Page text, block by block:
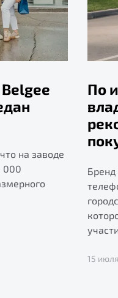
на заводе
000
По
Бренд
15